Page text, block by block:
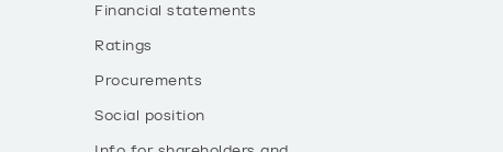
Financial statements
Ratings
Procurements
Social position